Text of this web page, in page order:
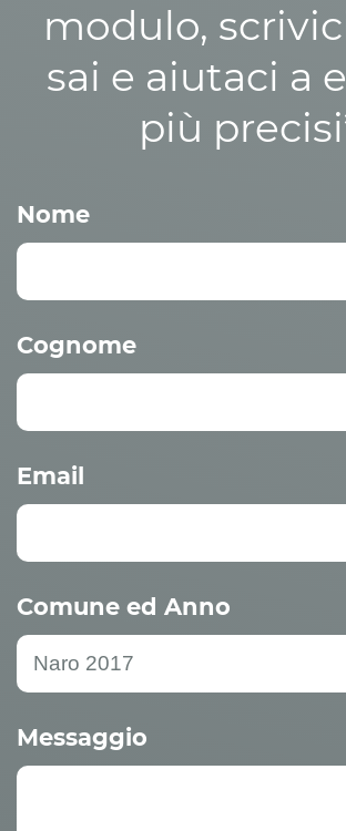
modulo,
sai e aiutaci a
più
Nome
Cognome
Email
Comune ed Anno
Messaggio